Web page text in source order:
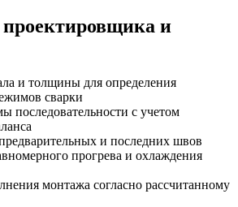
и
и толщины для определения
сварки
последовательности с учетом
и последних швов
прогрева и охлаждения
монтажа согласно рассчитанному